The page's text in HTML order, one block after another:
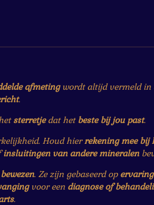
afmetingwordt altijd vermeld in
.
sterretjedat het beste bij jou past.
Houd hierrekening mee bij
insluitingen van andere mineralen
. Ze zijn gebaseerd op
voor een diagnose of
.